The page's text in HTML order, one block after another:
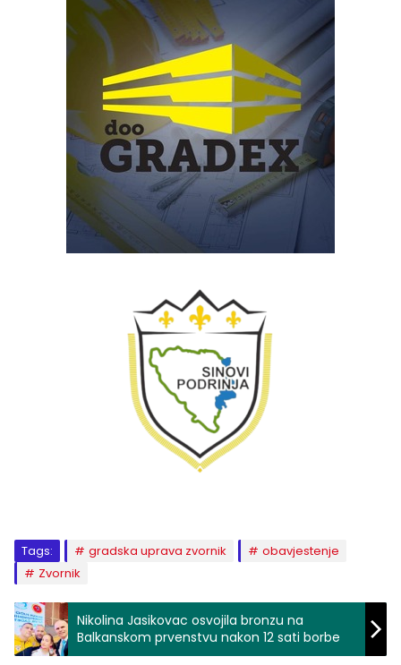
Tags: gradska uprava zvornik
obavjestenje
Zvornik
Nikolina Jasikovac osvojila bronzu na
Balkanskom prvenstvu nakon 12 sati borbe